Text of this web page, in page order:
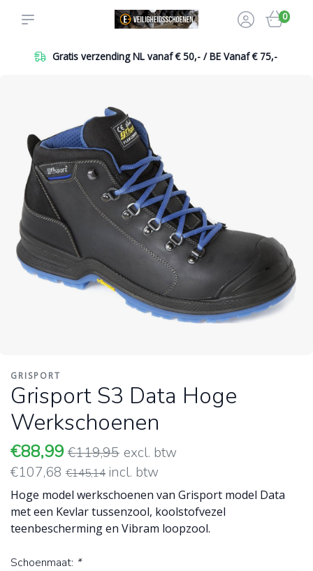
0
Gratis verzending NL vanaf € 50,- / BE Vanaf € 75,-
GRISPORT
Grisport S3 Data Hoge
Werkschoenen
€88,99€119,95 excl. btw
€107,68 €145,14 incl. btw
Hoge model werkschoenen van Grisport model Data
met een Kevlar tussenzool, koolstofvezel
teenbescherming en Vibram loopzool.
Schoenmaat: *